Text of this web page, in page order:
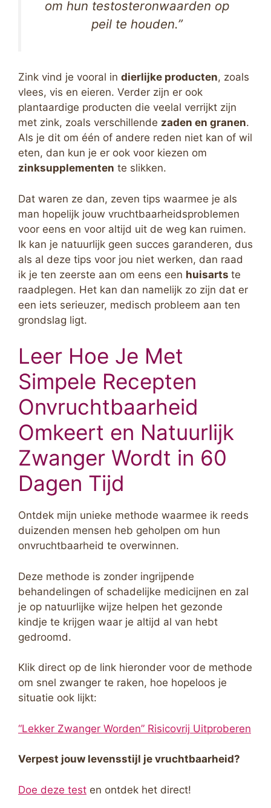
om hun testosteronwaarden op
peil te houden.”
Zink vind je vooral in dierlijke producten, zoals
vlees, vis en eieren. Verder zijn er ook
plantaardige producten die veelal verrijkt zijn
met zink, zoals verschillende zaden en granen.
Als je dit om één of andere reden niet kan of wil
eten, dan kun je er ook voor kiezen om
zinksupplementen te slikken.
Dat waren ze dan, zeven tips waarmee je als
man hopelijk jouw vruchtbaarheidsproblemen
voor eens en voor altijd uit de weg kan ruimen.
Ik kan je natuurlijk geen succes garanderen, dus
als al deze tips voor jou niet werken, dan raad
ik je ten zeerste aan om eens een huisarts te
raadplegen. Het kan dan namelijk zo zijn dat er
een iets serieuzer, medisch probleem aan ten
grondslag ligt.
Leer Hoe Je Met
Simpele Recepten
Onvruchtbaarheid
Omkeert en Natuurlijk
Zwanger Wordt in 60
Dagen Tijd
Ontdek mijn unieke methode waarmee ik reeds
duizenden mensen heb geholpen om hun
onvruchtbaarheid te overwinnen.
Deze methode is zonder ingrijpende
behandelingen of schadelijke medicijnen en zal
je op natuurlijke wijze helpen het gezonde
kindje te krijgen waar je altijd al van hebt
gedroomd.
Klik direct op de link hieronder voor de methode
om snel zwanger te raken, hoe hopeloos je
situatie ook lijkt:
“Lekker Zwanger Worden” Risicovrij Uitproberen
Verpest jouw levensstijl je vruchtbaarheid?
Doe deze test en ontdek het direct!